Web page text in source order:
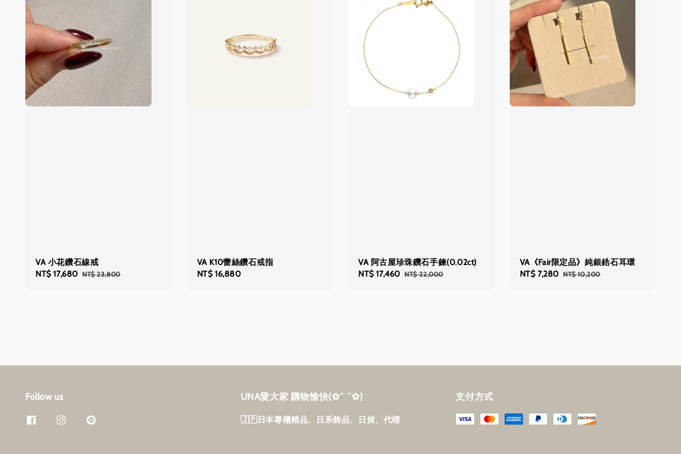
VA 小花鑽石線戒
Sale
NT$ 17,680 Regular
NT$ 23,800
VA K10蕾絲鑽石戒指
Regular
NT$ 16,880
VA 阿古屋珍珠鑽石手鍊(0.02ct)
Sale
NT$ 17,460 Regular
NT$ 22,000
VA《Fair限定品》純銀鋯石耳環
Sale
NT$ 7,280 Regular
NT$ 10,200
Follow us UNA愛大家 購物愉快‎(✿˘ ˘✿)
🇯🇵日本專櫃精品、日系飾品、日貨、代標
支付方式